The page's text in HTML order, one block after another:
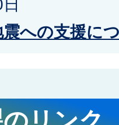
への支援に